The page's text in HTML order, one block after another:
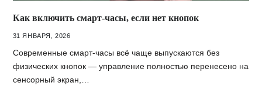
Как включить смарт-часы, если нет кнопок
31 ЯНВАРЯ, 2026
Современные смарт-часы всё чаще выпускаются без
физических кнопок — управление полностью перенесено на
сенсорный экран,…